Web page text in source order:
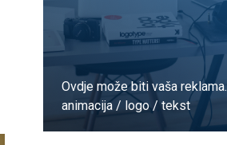
Ovdje može biti vaša reklama.
animacija / logo / tekst